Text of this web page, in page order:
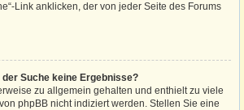
Link anklicken, der von jeder Seite des Forums
Suche keine Ergebnisse?
zu allgemein gehalten und enthielt zu viele
phpBB nicht indiziert werden. Stellen Sie eine